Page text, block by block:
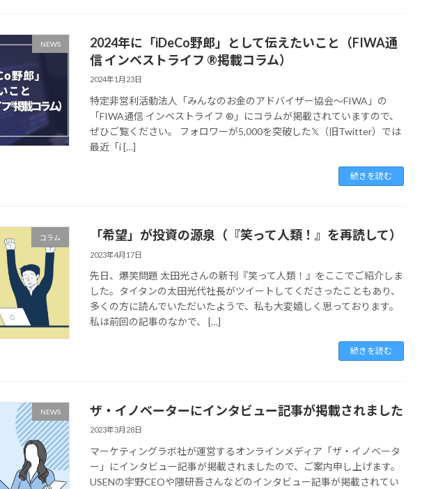
NEWS
2024年に「iDeCo野郎」として伝えたいこと（FIWA通
信 インベストライフ ®掲載コラム）
2024年1月23日
特定非営利活動法人「みんなのお金のアドバイザー協会〜FIWA」の
「FIWA通信 インベストライフ ®」にコラムが掲載されていますので、
ぜひご覧ください。 フォロワーが5,000を突破した𝕏（旧Twitter）では
最近「i […]
続きを読む
コラム 「希望」が投資の源泉（『笑って人類！』を再読して）
2023年4月17日
先日、爆笑問題 太田光さんの新刊『笑って人類！』をここでご紹介しま
した。タイタンの太田光代社長がツイートしてくださったこともあり、
多くの方に読んでいただいたようで、私も大変嬉しく思っております。
私は前回の記事のなかで、 […]
続きを読む
NEWS ザ・イノベーターにインタビュー記事が掲載されました
2023年3月28日
マーケティングラボ社が運営するオンラインメディア「ザ・イノベータ
ー」にインタビュー記事が掲載されましたので、ご案内申し上げます。
USENの宇野CEOや隈研吾さんなどのインタビュー記事が掲載されてい